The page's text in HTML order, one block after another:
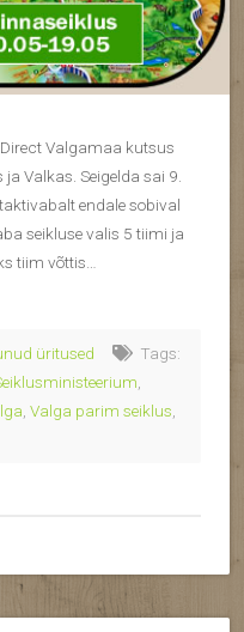
Valgamaa kutsus
Valkas. Seigelda sai 9.
endale sobival
seikluse valis 5 tiimi ja
tiim võttis…
üritused
Tags:
Valga parim seiklus